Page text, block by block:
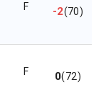
F -2(70)
F 0(72)